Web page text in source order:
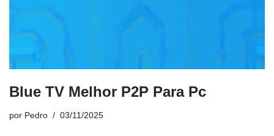
Blue TV Melhor P2P Para Pc
por Pedro 03/11/2025